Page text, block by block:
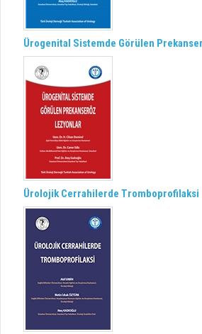
Ürogenital Sistemde Görülen
Ürolojik Cerrahilerde Tromboprofilaksi